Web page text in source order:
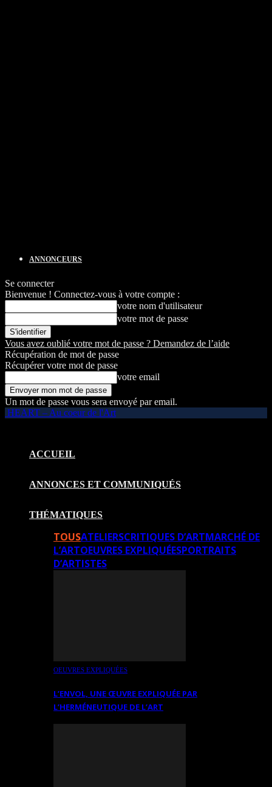
ANNONCEURS
Se connecter
Bienvenue ! Connectez-vous à votre compte :
votre nom d'utilisateur
votre mot de passe
Vous avez oublié votre mot de passe ? Demandez de l’aide
Récupération de mot de passe
Récupérer votre mot de passe
votre email
Un mot de passe vous sera envoyé par email.
HEART – Au coeur de l'Art
ACCUEIL
ANNONCES ET COMMUNIQUÉS
THÉMATIQUES
TOUSATELIERSCRITIQUES D’ARTMARCHÉ DE
L’ARTOEUVRES EXPLIQUÉESPORTRAITS
D’ARTISTES
OEUVRES EXPLIQUÉES
L’ENVOL, UNE ŒUVRE EXPLIQUÉE PAR
L’HERMÉNEUTIQUE DE L’ART